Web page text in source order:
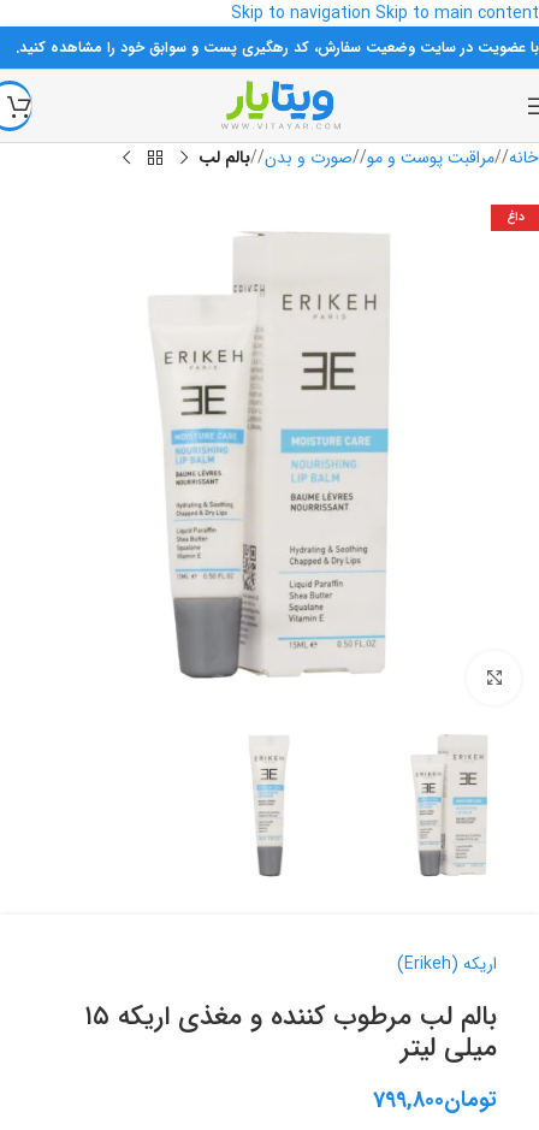
Skip to navigation Skip to main content
با عضویت در سایت وضعیت سفارش، کد رهگیری پست و سوابق خود را مشاهده کنید.
خانه/ مراقبت پوست و مو/ صورت و بدن/ بالم لب
داغ
برای بزرگنمایی کلیک کنید
اریکه (Erikeh)
بالم لب مرطوب کننده و مغذی اریکه ۱۵
میلی لیتر
تومان799,800